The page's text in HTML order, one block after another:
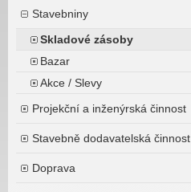
Stavebniny
Skladové zásoby
Bazar
Akce / Slevy
Projekční a inženýrská činnost
Stavebně dodavatelská činnost
Doprava